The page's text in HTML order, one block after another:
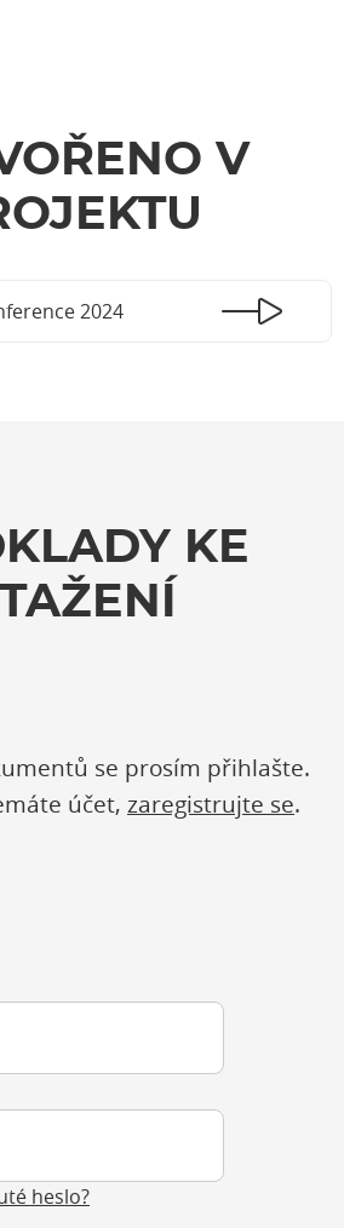
V
2024
KE
se prosím přihlašte.
účet, zaregistrujte se.
heslo?